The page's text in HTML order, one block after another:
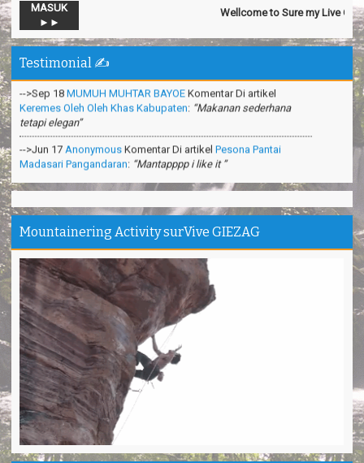
MASUK
►►
Wellcome to Sure my Live
Testimonial ✍️
-->Nov 13Official SurVive GIEZAG Komentar Di artikelTaman
Pacuan Kuda Kabupaten Pangandaran
biasa”
-->Sep 18MUMUH MUHTAR BAYOE
Keremes Oleh Oleh Khas Kabupaten:“Makanan sederhana
tetapi elegan”
-->Jun 17Anonymous
Madasari Pangandaran:“Mantapppp i like it ”
-->Mar 31 AnonymousKomentar Di artikelCara Membuat
Shampoo Alami Di Hutan:“Sangat bermanfaat ilmunya”
-->Feb 26AnonymousKomentar Di artikelTeknik Survival
Gurun Pasir
“apa itu survival dipadang pasir?”
Tina - Jakarta
Trims Kang Arief ❤️ You
Andini - Cimahi
Pantai Madasari indah, unik
Irgi - Medan
Outbond & Fun games nya Seru
Anis - Bandung
Thanks kang Sandi antar kami ke puncak Gn.Ciremai
David - Jakarta
Mountainering Activity surVive GIEZAG